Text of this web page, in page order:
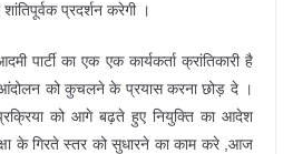
प्रदर्शन करेगी ।
पार्टी का एक एक कार्यकर्ता क्रांतिकारी है
आंदोलन को कुचलने के प्रयास करना छोड़ दे ।
प्रक्रिया को आगे बढ़ते हुए नियुक्ति का आदेश
के गिरते स्तर को सुधारने का काम करे ,आज